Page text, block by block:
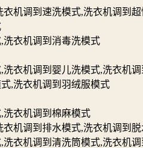
机调到速洗模式,洗衣机调到
衣机调到消毒洗模式
衣机调到婴儿洗模式,洗衣机
,洗衣机调到羽绒服模式
洗衣机调到棉麻模式
机调到排水模式,洗衣机调到
衣机调到清洗筒模式,洗衣机